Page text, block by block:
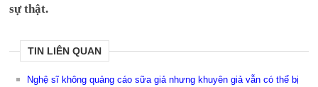
sự thật.
TIN LIÊN QUAN
Nghệ sĩ không quảng cáo sữa giả nhưng khuyên giả vẫn có thể bị